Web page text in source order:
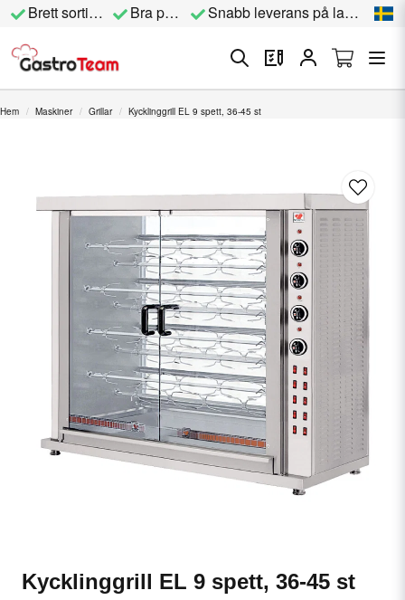
Brett sortiment Bra priser Snabb leverans på lagervara
Hem Maskiner Grillar Kycklinggrill EL 9 spett, 36-45 st
Kycklinggrill EL 9 spett, 36-45 st